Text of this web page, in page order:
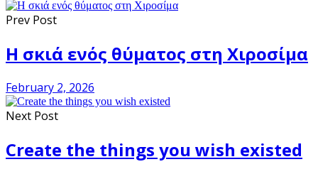
Prev Post
Η σκιά ενός θύματος στη Χιροσίμα
February 2, 2026
Next Post
Create the things you wish existed